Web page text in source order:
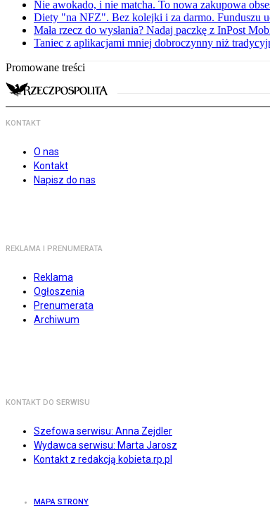
Nie awokado, i nie matcha. To nowa zakupowa
Diety "na NFZ". Bez kolejki i za darmo. Funduszu
Mała rzecz do wysłania? Nadaj paczkę z InPost
Taniec z aplikacjami mniej dobroczynny niż
Promowane treści
KONTAKT
O nas
Kontakt
Napisz do nas
REKLAMA I PRENUMERATA
Reklama
Ogłoszenia
Prenumerata
Archiwum
KONTAKT DO SERWISU
Szefowa serwisu: Anna Zejdler
Wydawca serwisu: Marta Jarosz
Kontakt z redakcją kobieta.rp.pl
MAPA STRONY